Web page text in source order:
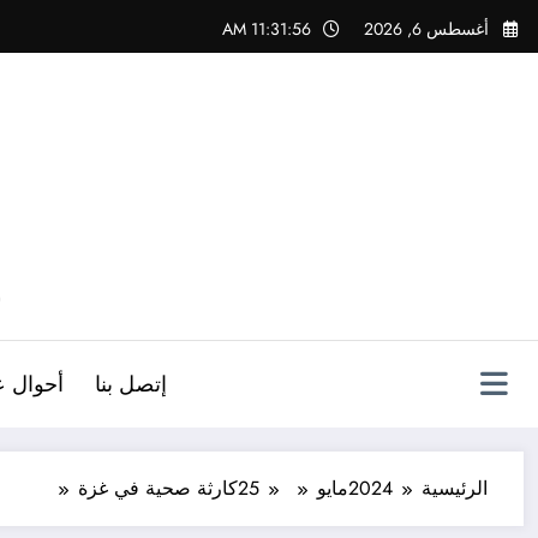
التجاوز
إلى
أغسطس 6, 2026 11:31:58 AM
إتصل بنا أحوال
الرئيسية 2024مايو 25كارثة صحية في غزة